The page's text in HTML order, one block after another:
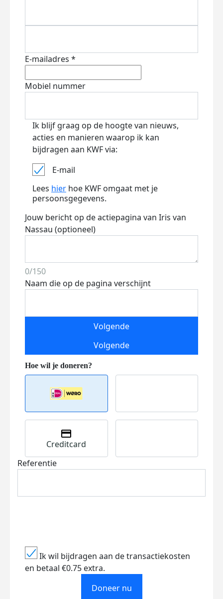
E-mailadres *
Mobiel nummer
Ik blijf graag op de hoogte van nieuws,
acties en manieren waarop ik kan
bijdragen aan KWF via:
E-mail
Lees hier hoe KWF omgaat met je
persoonsgegevens.
Jouw bericht op de actiepagina van Iris van
Nassau (optioneel)
0/150
Naam die op de pagina verschijnt
Volgende
Volgende
Creditcard
Referentie
Ik wil bijdragen aan de transactiekosten
en betaal €0.75 extra.
Doneer nu